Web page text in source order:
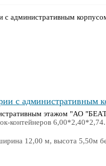
с
этажом "АО
контейнеров 6,00*2,40*2,74.
12,00 м, высота 5,50м